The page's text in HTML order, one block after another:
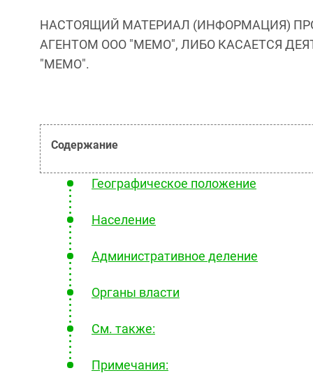
НАСТОЯЩИЙ МАТЕРИАЛ (ИНФОРМАЦИЯ)
АГЕНТОМ ООО "МЕМО", ЛИБО КАСАЕТСЯ
"МЕМО".
Географическое положение
Население
Административное деление
Органы власти
См. также:
Примечания: